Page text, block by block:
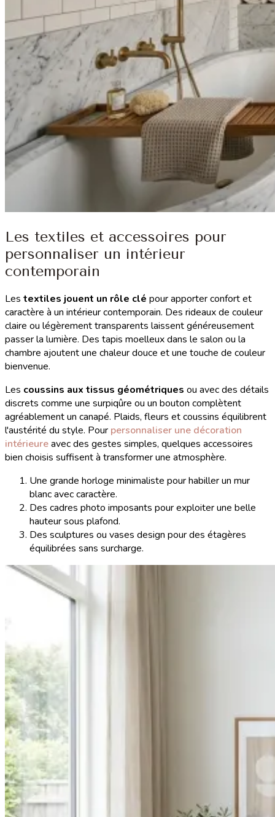
Les textiles et accessoires pour
personnaliser un intérieur
contemporain
Les textiles jouent un rôle clé pour apporter confort et
caractère à un intérieur contemporain. Des rideaux de couleur
claire ou légèrement transparents laissent généreusement
passer la lumière. Des tapis moelleux dans le salon ou la
chambre ajoutent une chaleur douce et une touche de couleur
bienvenue.
Les coussins aux tissus géométriques ou avec des détails
discrets comme une surpiqûre ou un bouton complètent
agréablement un canapé. Plaids, fleurs et coussins équilibrent
l'austérité du style. Pour personnaliser une décoration
intérieureavec des gestes simples, quelques accessoires
bien choisis suffisent à transformer une atmosphère.
Une grande horloge minimaliste pour habiller un mur
blanc avec caractère.
Des cadres photo imposants pour exploiter une belle
hauteur sous plafond.
Des sculptures ou vases design pour des étagères
équilibrées sans surcharge.